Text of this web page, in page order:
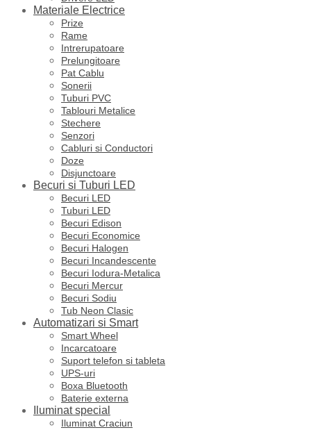
Materiale Electrice
Prize
Rame
Intrerupatoare
Prelungitoare
Pat Cablu
Sonerii
Tuburi PVC
Tablouri Metalice
Stechere
Senzori
Cabluri si Conductori
Doze
Disjunctoare
Becuri si Tuburi LED
Becuri LED
Tuburi LED
Becuri Edison
Becuri Economice
Becuri Halogen
Becuri Incandescente
Becuri Iodura-Metalica
Becuri Mercur
Becuri Sodiu
Tub Neon Clasic
Automatizari si Smart
Smart Wheel
Incarcatoare
Suport telefon si tableta
UPS-uri
Boxa Bluetooth
Baterie externa
Iluminat special
Iluminat Craciun